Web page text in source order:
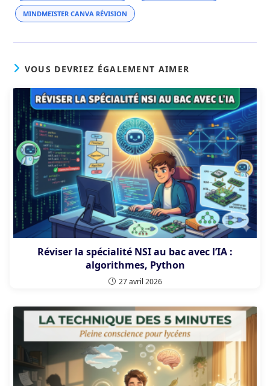
MINDMEISTER CANVA RÉVISION
VOUS DEVRIEZ ÉGALEMENT AIMER
Réviser la spécialité NSI au bac avec l’IA :
algorithmes, Python
27 avril 2026